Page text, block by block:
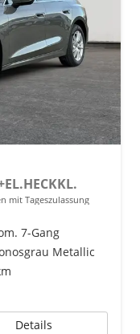
mit Tageszulassung
7-Gang
Metallic
Details